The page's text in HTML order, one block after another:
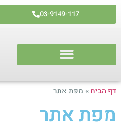
03-9149-117
דף הבית» מפת אתר
מפת אתר